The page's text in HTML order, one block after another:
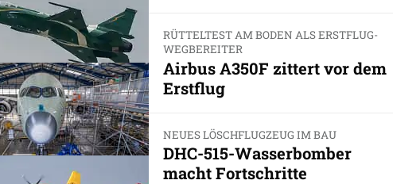
RÜTTELTEST AM BODEN ALS ERSTFLUG-
WEGBEREITER
Airbus A350F zittert vor dem
Erstflug
NEUES LÖSCHFLUGZEUG IM BAU
DHC-515-Wasserbomber
macht Fortschritte